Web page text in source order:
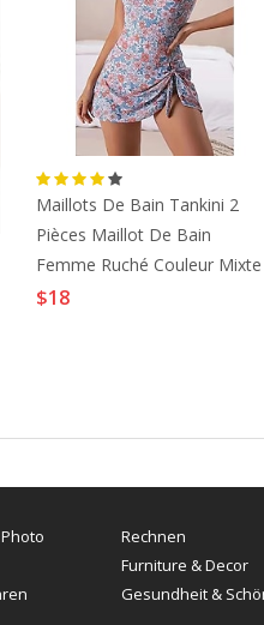
Maillots De Bain Tankini 2
Pièces Maillot De Bain
Femme Ruché Couleur Mixte
Imprimé Noué A Fleur Fleur
$18
Rechnen
Furniture & Decor
Gesundheit &